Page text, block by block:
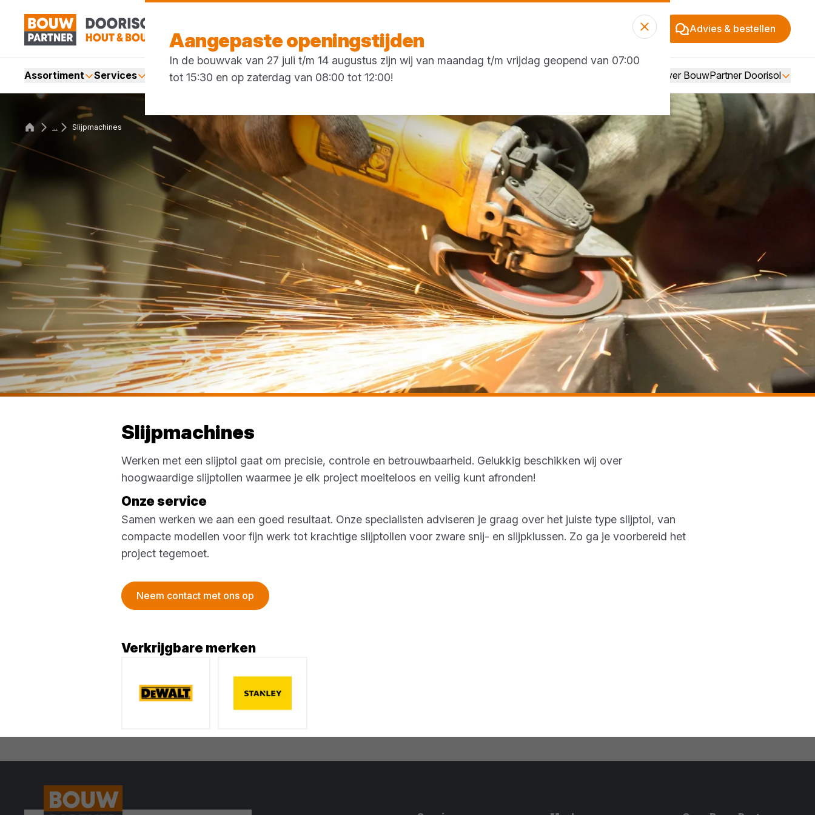
Advies & bestellen
Assortiment Services Merken Acties Blogs Over BouwPartner Doorisol
... Slijpmachines
Slijpmachines
Werken met een slijptol gaat om precisie, controle en betrouwbaarheid. Gelukkig beschikken wij over
hoogwaardige slijptollen waarmee je elk project moeiteloos en veilig kunt afronden!
Onze service
Samen werken we aan een goed resultaat. Onze specialisten adviseren je graag over het juiste type slijptol, van
compacte modellen voor fijn werk tot krachtige slijptollen voor zware snij- en slijpklussen. Zo ga je voorbereid het
project tegemoet.
Neem contact met ons op
Verkrijgbare merken
Aangepaste openingstijden
In de bouwvak van 27 juli t/m 14 augustus zijn wij van maandag t/m vrijdag geopend van 07:00
tot 15:30 en op zaterdag van 08:00 tot 12:00!